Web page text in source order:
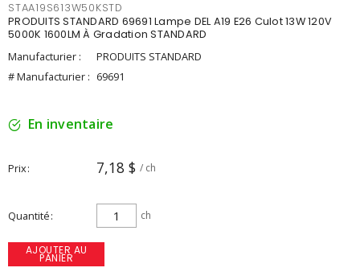
STAA19S613W50KSTD
PRODUITS STANDARD 69691 Lampe DEL A19 E26 Culot 13W 120V
5000K 1600LM À Gradation STANDARD
Manufacturier :
PRODUITS STANDARD
# Manufacturier : 69691
En inventaire
Prix 7,18 $ / ch
Quantité ch
AJOUTER AU
PANIER